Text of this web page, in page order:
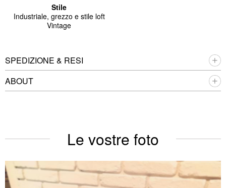
Stile
Industriale, grezzo e stile loft
Vintage
SPEDIZIONE & RESI
ABOUT
Le vostre foto